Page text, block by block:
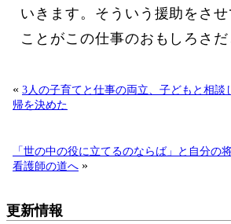
いきます。そういう援助をさ
ことがこの仕事のおもしろさだ
« 3人の子育てと仕事の両立、子どもと相談
帰を決めた
「世の中の役に立てるのならば」と自分の
看護師の道へ »
更新情報